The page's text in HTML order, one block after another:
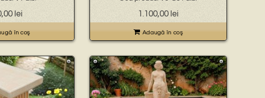
lei
în coş
1.100,00 lei
Adaugă în coş